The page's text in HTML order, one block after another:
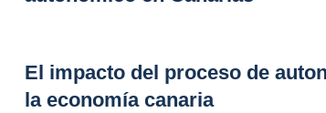
El impacto del proceso de
la economía canaria